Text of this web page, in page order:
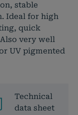
stable
Ideal for high
quick
very well
UV pigmented
Technical
data sheet